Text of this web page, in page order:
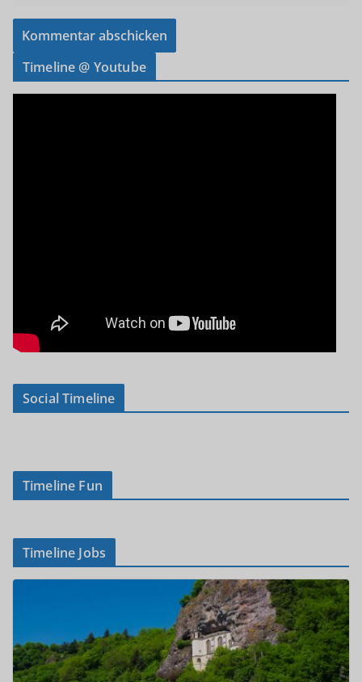
Timeline @ Youtube
Social Timeline
Timeline Fun
Timeline Jobs